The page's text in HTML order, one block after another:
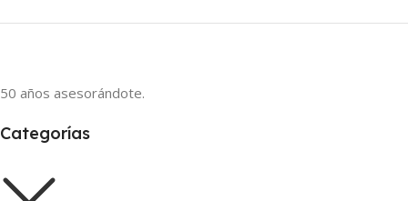
50 años asesorándote.
Categorías